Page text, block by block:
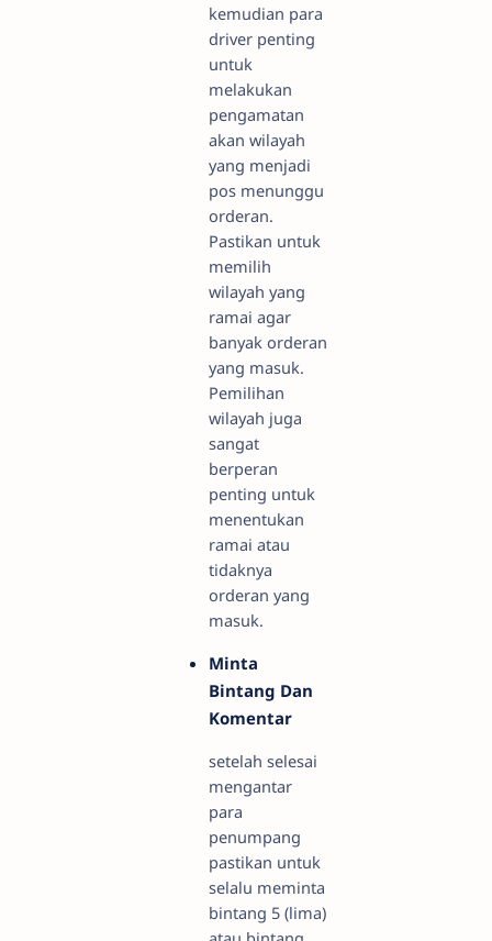
kemudian para
driver penting
untuk
melakukan
pengamatan
akan wilayah
yang menjadi
pos menunggu
orderan.
Pastikan untuk
memilih
wilayah yang
ramai agar
banyak orderan
yang masuk.
Pemilihan
wilayah juga
sangat
berperan
penting untuk
menentukan
ramai atau
tidaknya
orderan yang
masuk.
Minta
Bintang Dan
Komentar
setelah selesai
mengantar
para
penumpang
pastikan untuk
selalu meminta
bintang 5 (lima)